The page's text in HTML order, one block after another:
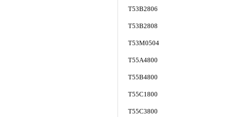
T53B2806
T53B2808
T53M0504
T55A4800
T55B4800
T55C1800
T55C3800